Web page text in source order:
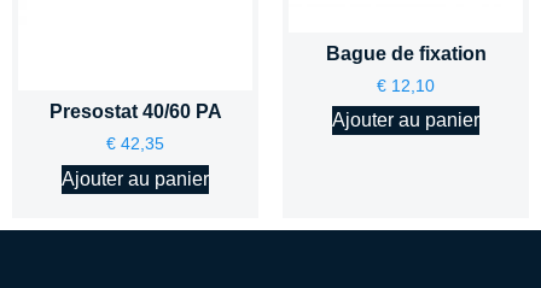
Presostat 40/60 PA
€ 42,35
Ajouter au panier
Bague de fixation
€ 12,10
Ajouter au panier